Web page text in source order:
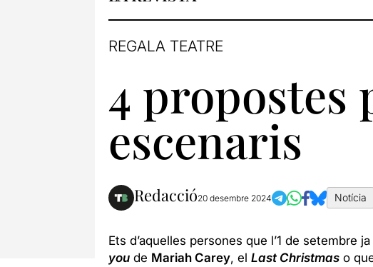
REGALA TEATRE
4 propostes
escenaris
Redacció20 desembre 2024 Notícia
Ets d’aquelles persones que l’1 de setembre
youde Mariah Carey, el Last Christmaso